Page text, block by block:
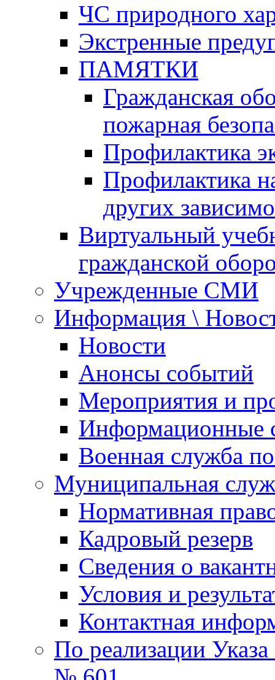
ЧС природного
Экстренные
ПАМЯТКИ
Гражданская
пожарная
Профилактика
Профилактика
других
Виртуальный
гражданской
Учрежденные СМИ
Информация \
Новости
Анонсы событий
Мероприятия и
Информационные
Военная служба
Муниципальная
Нормативная
Кадровый резерв
Сведения о
Условия и
Контактная
По реализации